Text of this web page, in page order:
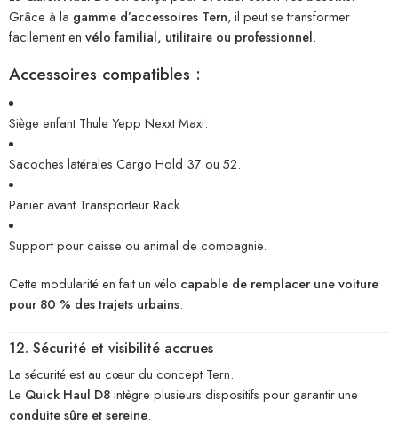
Grâce à la gamme d’accessoires Tern, il peut se transformer
facilement en vélo familial, utilitaire ou professionnel.
Accessoires compatibles :
Siège enfant Thule Yepp Nexxt Maxi.
Sacoches latérales Cargo Hold 37 ou 52.
Panier avant Transporteur Rack.
Support pour caisse ou animal de compagnie.
Cette modularité en fait un vélo capable de remplacer une voiture
pour 80 % des trajets urbains.
12. Sécurité et visibilité accrues
La sécurité est au cœur du concept Tern.
Le Quick Haul D8intègre plusieurs dispositifs pour garantir une
conduite sûre et sereine.